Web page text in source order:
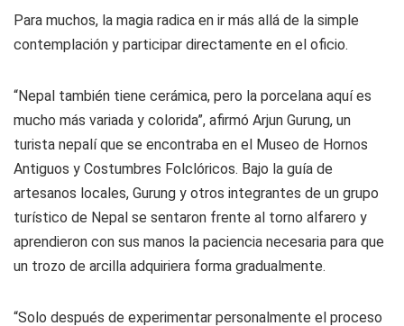
Para muchos, la magia radica en ir más allá de la simple
contemplación y participar directamente en el oficio.
“Nepal también tiene cerámica, pero la porcelana aquí es
mucho más variada y colorida”, afirmó Arjun Gurung, un
turista nepalí que se encontraba en el Museo de Hornos
Antiguos y Costumbres Folclóricos. Bajo la guía de
artesanos locales, Gurung y otros integrantes de un grupo
turístico de Nepal se sentaron frente al torno alfarero y
aprendieron con sus manos la paciencia necesaria para que
un trozo de arcilla adquiriera forma gradualmente.
“Solo después de experimentar personalmente el proceso